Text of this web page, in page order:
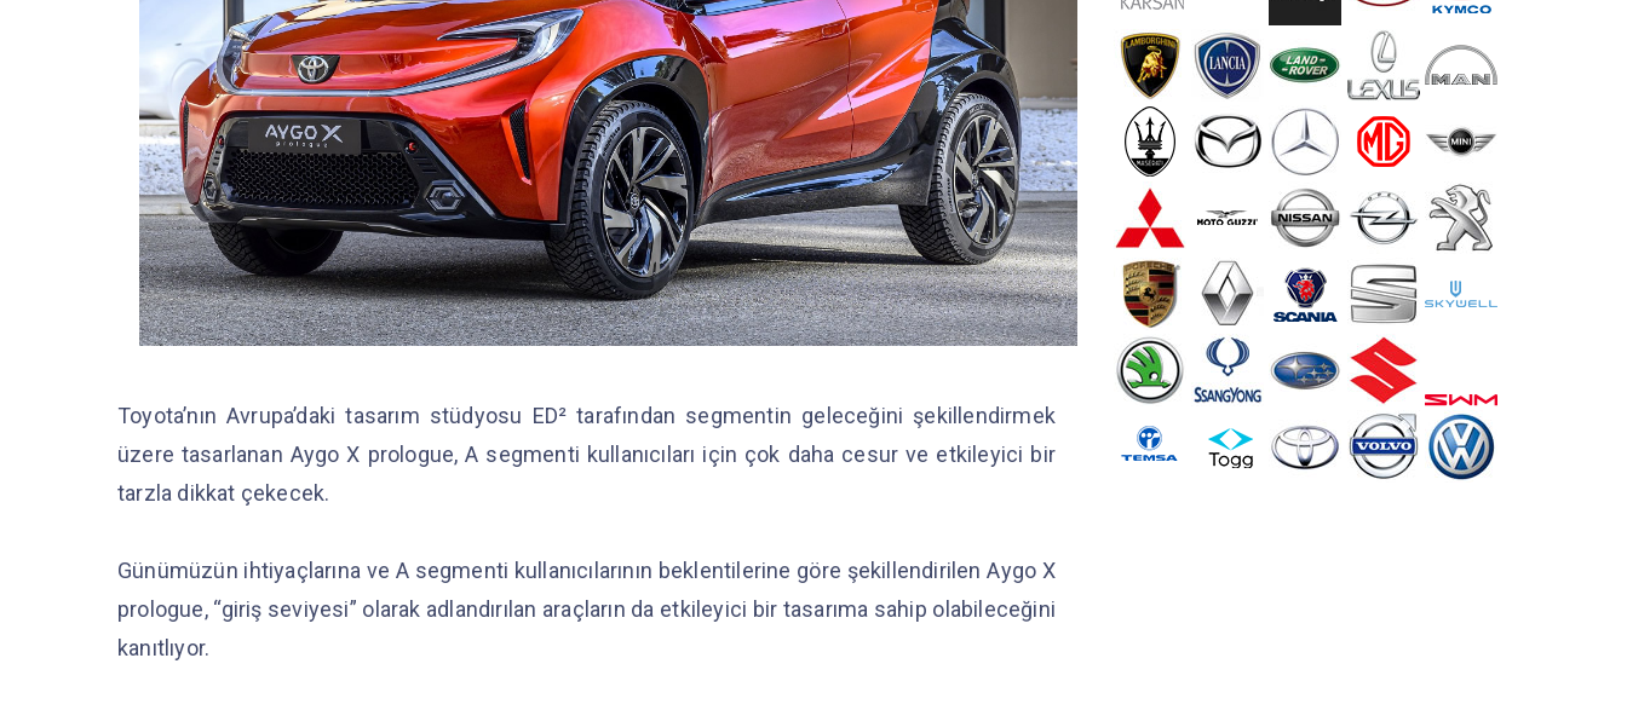
Toyota’nın Avrupa’daki tasarım stüdyosu ED² tarafından segmentin geleceğini şekillendirmek
üzere tasarlanan Aygo X prologue, A segmenti kullanıcıları için çok daha cesur ve etkileyici bir
tarzla dikkat çekecek.
Günümüzün ihtiyaçlarına ve A segmenti kullanıcılarının beklentilerine göre şekillendirilen Aygo X
prologue, “giriş seviyesi” olarak adlandırılan araçların da etkileyici bir tasarıma sahip olabileceğini
kanıtlıyor.